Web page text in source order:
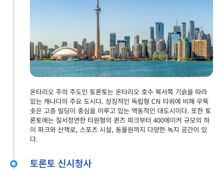
온타리오 주의 주도인 토론토는 온타리오 호수 북서쪽 기슭을 따라
있는 캐나다의 주요 도시다. 상징적인 독립형 CN 타워에 비해 우뚝
솟은 고층 빌딩이 중심을 이루고 있는 역동적인 대도시이다. 또한 토
론토에는 질서정연한 타원형의 퀸즈 파크부터 400에이커 규모의 하
이 파크와 산책로, 스포츠 시설, 동물원까지 다양한 녹지 공간이 있
다.
토론토 신시청사